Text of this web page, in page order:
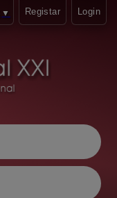
▼ Registar Login